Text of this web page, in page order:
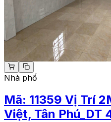
Nhà phố
Mã: 11359 Vị Trí
Việt, Tân Phú_DT